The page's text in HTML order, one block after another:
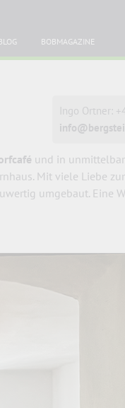
BOBMAGAZINE
Ingo Ortner:
und in
Mit viele Liebe
umgebaut. Eine